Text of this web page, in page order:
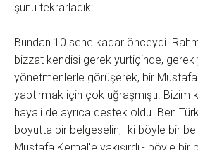
şunu tekrarladık:
Bundan 10 sene kadar önceydi.
bizzat kendisi gerek yurtiçinde, gerek
yönetmenlerle görüşerek, bir
yaptırmak için çok uğraşmıştı. Bizim
hayali de ayrıca destek oldu. Ben
boyutta bir belgeselin, -ki böyle bir